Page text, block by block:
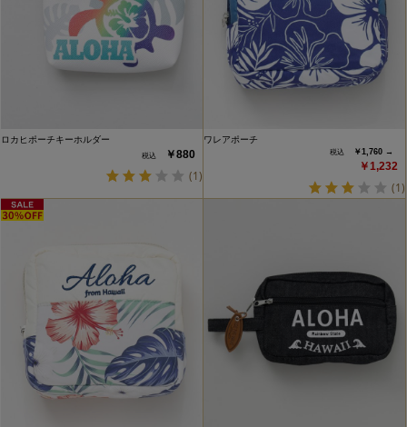
ロカヒポーチキーホルダー
￥880
(1)
ワレアポーチ
￥1,760 →
￥1,232
(1)